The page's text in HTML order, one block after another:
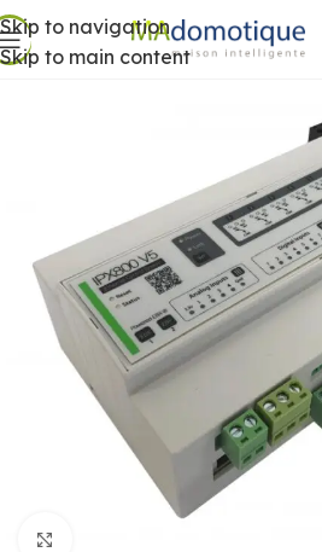
Skip to navigation
Skip to main content